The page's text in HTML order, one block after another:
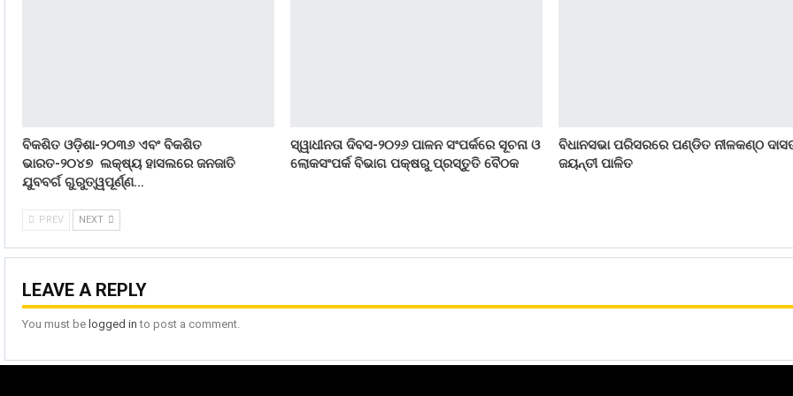
ବିକଶିତ ଓଡ଼ିଶା-୨୦୩୬ ଏବଂ ବିକଶିତ
ଭାରତ-୨୦୪୭ ଲକ୍ଷ୍ୟ ହାସଲରେ ଜନଜାତି
ଯୁବବର୍ଗ ଗୁରୁତ୍ୱପୂର୍ଣ୍ଣ…
ସ୍ୱାଧୀନତା ଦିବସ-୨୦୨୬ ପାଳନ ସଂପର୍କରେ ସୂଚନା ଓ
ଲୋକସଂପର୍କ ବିଭାଗ ପକ୍ଷରୁ ପ୍ରସ୍ତୁତି ବୈଠକ
ବିଧାନସଭା ପରିସରରେ ପଣ୍ଡିତ ନୀଳକଣ୍ଠ
ଜୟନ୍ତୀ ପାଳିତ
PREV NEXT
LEAVE A REPLY
You must be logged in to post a comment.